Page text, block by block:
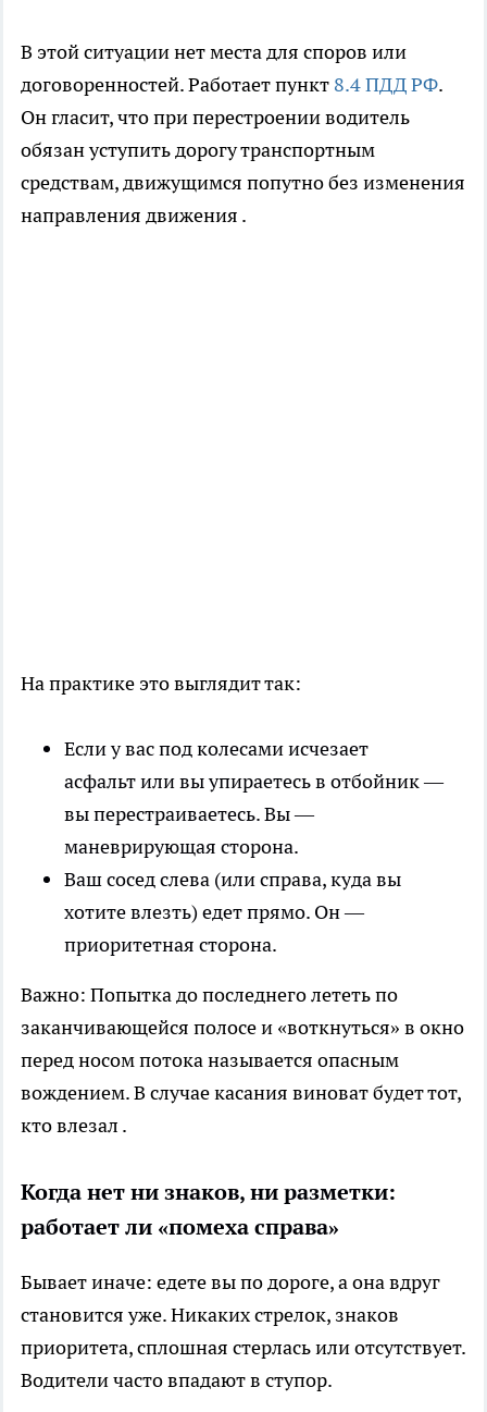
В этой ситуации нет места для споров или
договоренностей. Работает пункт 8.4 ПДД РФ.
Он гласит, что при перестроении водитель
обязан уступить дорогу транспортным
средствам, движущимся попутно без изменения
направления движения .
На практике это выглядит так:
Если у вас под колесами исчезает
асфальт или вы упираетесь в отбойник —
вы перестраиваетесь. Вы —
маневрирующая сторона.
Ваш сосед слева (или справа, куда вы
хотите влезть) едет прямо. Он —
приоритетная сторона.
Важно: Попытка до последнего лететь по
заканчивающейся полосе и «воткнуться» в окно
перед носом потока называется опасным
вождением. В случае касания виноват будет тот,
кто влезал .
Когда нет ни знаков, ни разметки:
работает ли «помеха справа»
Бывает иначе: едете вы по дороге, а она вдруг
становится уже. Никаких стрелок, знаков
приоритета, сплошная стерлась или отсутствует.
Водители часто впадают в ступор.